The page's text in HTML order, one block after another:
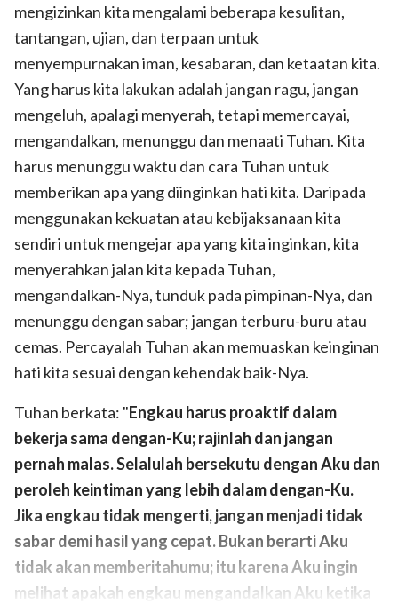
mengizinkan kita mengalami beberapa kesulitan,
tantangan, ujian, dan terpaan untuk
menyempurnakan iman, kesabaran, dan ketaatan kita.
Yang harus kita lakukan adalah jangan ragu, jangan
mengeluh, apalagi menyerah, tetapi memercayai,
mengandalkan, menunggu dan menaati Tuhan. Kita
harus menunggu waktu dan cara Tuhan untuk
memberikan apa yang diinginkan hati kita. Daripada
menggunakan kekuatan atau kebijaksanaan kita
sendiri untuk mengejar apa yang kita inginkan, kita
menyerahkan jalan kita kepada Tuhan,
mengandalkan-Nya, tunduk pada pimpinan-Nya, dan
menunggu dengan sabar; jangan terburu-buru atau
cemas. Percayalah Tuhan akan memuaskan keinginan
hati kita sesuai dengan kehendak baik-Nya.
Tuhan berkata: "Engkau harus proaktif dalam
bekerja sama dengan-Ku; rajinlah dan jangan
pernah malas. Selalulah bersekutu dengan Aku dan
peroleh keintiman yang lebih dalam dengan-Ku.
Jika engkau tidak mengerti, jangan menjadi tidak
sabar demi hasil yang cepat. Bukan berarti Aku
tidak akan memberitahumu; itu karena Aku ingin
melihat apakah engkau mengandalkan Aku ketika